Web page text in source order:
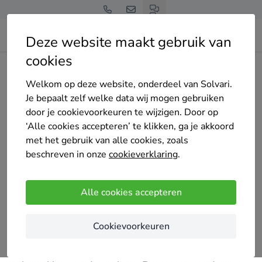
Deze website maakt gebruik van
cookies
Welkom op deze website, onderdeel van Solvari.
Je bepaalt zelf welke data wij mogen gebruiken
door je cookievoorkeuren te wijzigen. Door op
‘Alle cookies accepteren’ te klikken, ga je akkoord
met het gebruik van alle cookies, zoals
beschreven in onze cookieverklaring.
Alle cookies accepteren
Cookievoorkeuren
Home Bedrijven overzicht
Pluskozijn
(3 reviews)
Pluskozijn is reeds 17 jaar een full service kunststof